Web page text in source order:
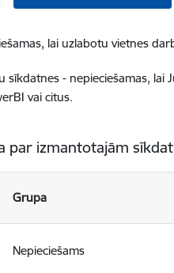
lai uzlabotu vietnes
sīkdatnes - nepieciešamas,
vai citus.
par izmantotajām
Grupa
Nepieciešams